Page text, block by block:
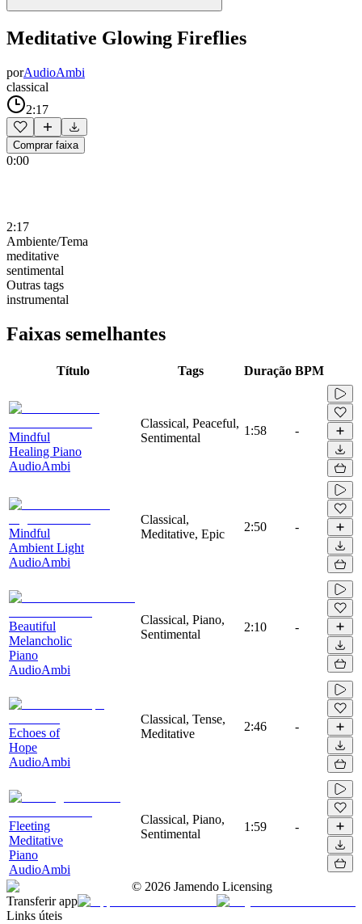
Meditative Glowing Fireflies
porAudioAmbi
classical
2:17
Comprar faixa
0:00
2:17
Ambiente/Tema
meditative
sentimental
Outras tags
instrumental
Faixas semelhantes
Título Tags Duração BPM
Mindful
Healing Piano
AudioAmbi
Classical, Peaceful,
Sentimental
1:58 -
Mindful
Ambient Light
AudioAmbi
Classical,
Meditative, Epic
2:50 -
Beautiful
Melancholic
Piano
AudioAmbi
Classical, Piano,
Sentimental
2:10 -
Echoes of
Hope
AudioAmbi
Classical, Tense,
Meditative
2:46 -
Fleeting
Meditative
Piano
AudioAmbi
Classical, Piano,
Sentimental
1:59 -
© 2026 Jamendo Licensing
Transferir app
Links úteis